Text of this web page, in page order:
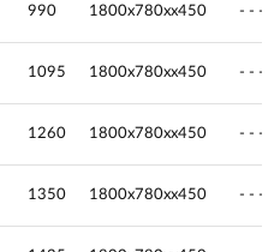
990 1800х780хх450 - - -
1095 1800х780хх450 - - -
1260 1800х780хх450 - - -
1350 1800х780хх450 - - -